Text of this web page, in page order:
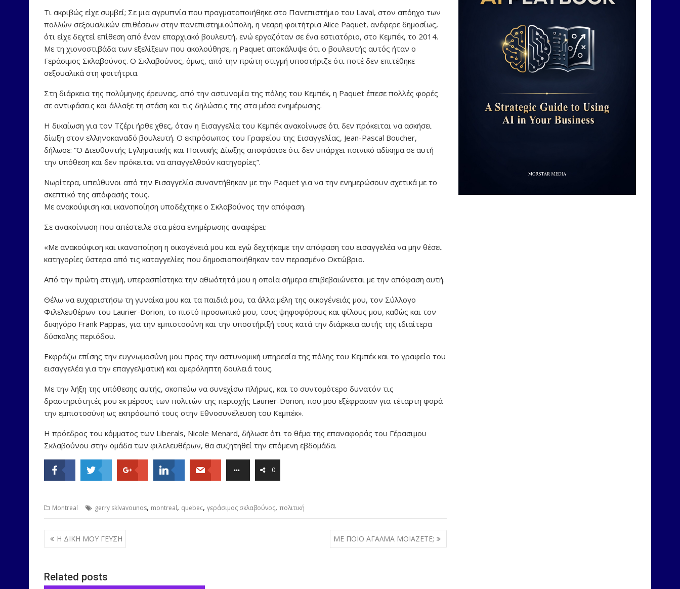
Τι ακριβώς είχε συμβεί; Σε μια αγρυπνία που πραγματοποιήθηκε στο Πανεπιστήμιο του Laval, στον απόηχο των
πολλών σεξουαλικών επιθέσεων στην πανεπιστημιούπολη, η νεαρή φοιτήτρια Alice Paquet, ανέφερε δημοσίως,
ότι είχε δεχτεί επίθεση από έναν επαρχιακό βουλευτή, ενώ εργαζόταν σε ένα εστιατόριο, στο Κεμπέκ, το 2014.
Με τη χιονοστιβάδα των εξελίξεων που ακολούθησε, η Paquet αποκάλυψε ότι ο βουλευτής αυτός ήταν ο
Γεράσιμος Σκλαβούνος. Ο Σκλαβούνος, όμως, από την πρώτη στιγμή υποστήριζε ότι ποτέ δεν επιτέθηκε
σεξουαλικά στη φοιτήτρια.
Στη διάρκεια της πολύμηνης έρευνας, από την αστυνομία της πόλης του Κεμπέκ, η Paquet έπεσε πολλές φορές
σε αντιφάσεις και άλλαξε τη στάση και τις δηλώσεις της στα μέσα ενημέρωσης.
Η δικαίωση για τον Τζέρι ήρθε χθες, όταν η Εισαγγελία του Κεμπέκ ανακοίνωσε ότι δεν πρόκειται να ασκήσει
δίωξη στον ελληνοκαναδό βουλευτή. Ο εκπρόσωπος του Γραφείου της Εισαγγελίας, Jean-Pascal Boucher,
δήλωσε: “Ο Διευθυντής Εγληματικής και Ποινικής Δίωξης αποφάσισε ότι δεν υπάρχει ποινικό αδίκημα σε αυτή
την υπόθεση και δεν πρόκειται να απαγγελθούν κατηγορίες”.
Νωρίτερα, υπεύθυνοι από την Εισαγγελία συναντήθηκαν με την Paquet για να την ενημερώσουν σχετικά με το
σκεπτικό της απόφασής τους.
Με ανακούφιση και ικανοποίηση υποδέχτηκε ο Σκλαβούνος την απόφαση.
Σε ανακοίνωση που απέστειλε στα μέσα ενημέρωσης αναφέρει:
«Με ανακούφιση και ικανοποίηση η οικογένειά μου και εγώ δεχτήκαμε την απόφαση του εισαγγελέα να μην θέσει
κατηγορίες ύστερα από τις καταγγελίες που δημοσιοποιήθηκαν τον περασμένο Οκτώβριο.
Από την πρώτη στιγμή, υπερασπίστηκα την αθωότητά μου η οποία σήμερα επιβεβαιώνεται με την απόφαση αυτή.
Θέλω να ευχαριστήσω τη γυναίκα μου και τα παιδιά μου, τα άλλα μέλη της οικογένειάς μου, τον Σύλλογο
Φιλελευθέρων του Laurier-Dorion, το πιστό προσωπικό μου, τους ψηφοφόρους και φίλους μου, καθώς και τον
δικηγόρο Frank Pappas, για την εμπιστοσύνη και την υποστήριξή τους κατά την διάρκεια αυτής της ιδιαίτερα
δύσκολης περιόδου.
Εκφράζω επίσης την ευγνωμοσύνη μου προς την αστυνομική υπηρεσία της πόλης του Κεμπέκ και το γραφείο του
εισαγγελέα για την επαγγελματική και αμερόληπτη δουλειά τους.
Με την λήξη της υπόθεσης αυτής, σκοπεύω να συνεχίσω πλήρως, και το συντομότερο δυνατόν τις
δραστηριότητές μου εκ μέρους των πολιτών της περιοχής Laurier-Dorion, που μου εξέφρασαν για τέταρτη φορά
την εμπιστοσύνη ως εκπρόσωπό τους στην Εθνοσυνέλευση του Κεμπέκ».
H πρόεδρος του κόμματος των Liberals, Nicole Menard, δήλωσε ότι το θέμα της επαναφοράς του Γέρασιμου
Σκλαβούνου στην ομάδα των φιλελευθέρων, θα συζητηθεί την επόμενη εβδομάδα.
0
Montreal gerry sklvavounos, montreal, quebec, γεράσιμος σκλαβούνος, πολιτική
Post
navigation
Η ΔΙΚΗ ΜΟΥ ΓΕΥΣΗ ΜΕ ΠΟΙΟ ΑΓΑΛΜΑ ΜΟΙΑΖΕΤΕ;
Related posts